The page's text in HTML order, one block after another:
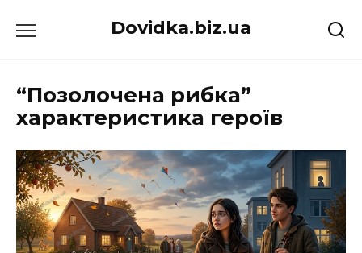
до
Dovidka.biz.ua
“Позолочена рибка”
характеристика героїв